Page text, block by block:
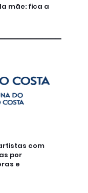
mãe: fica a
com
por
e